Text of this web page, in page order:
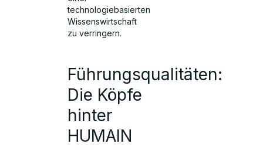
technologiebasierten
Wissenswirtschaft
zu verringern.
Führungsqualitäten:
Die Köpfe
hinter
HUMAIN